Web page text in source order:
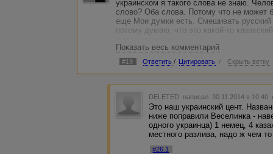
украинском я такого слова не знаю.
слово? Оба слова. Потому что не может
еще Мои думки есть. Смешивать
потому думаю, что это какой-то
Показать весь комментарий
#19 Ответить / Цитировать / Скрыть ветку
DELETED написал 30.11.2014 в 10:40
Это наш украинский цент.
ниже поправили Веселинка -
одного украинца) 1 немец, 4
местного разлива, надо ж чем
#26.1